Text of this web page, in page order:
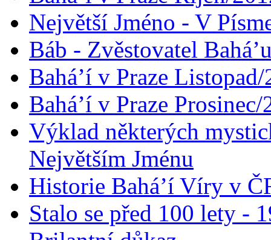
Největší Jméno - V
Báb - Zvěstovatel
Bahá’í v Praze
Bahá’í v Praze Prosinec/
Výklad některých
Největším Jménu
Historie Bahá’í Víry v
Stalo se před 100 lety -